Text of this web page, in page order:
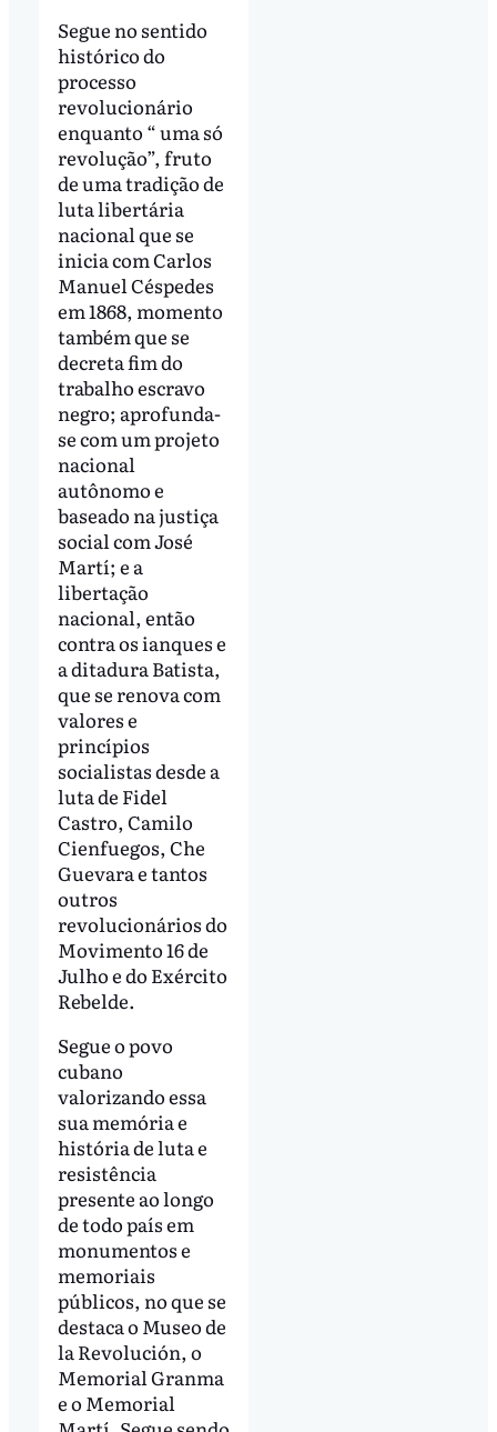
Segue no sentido
histórico do
processo
revolucionário
enquanto “ uma só
revolução”, fruto
de uma tradição de
luta libertária
nacional que se
inicia com Carlos
Manuel Céspedes
em 1868, momento
também que se
decreta fim do
trabalho escravo
negro; aprofunda-
se com um projeto
nacional
autônomo e
baseado na justiça
social com José
Martí; e a
libertação
nacional, então
contra os ianques e
a ditadura Batista,
que se renova com
valores e
princípios
socialistas desde a
luta de Fidel
Castro, Camilo
Cienfuegos, Che
Guevara e tantos
outros
revolucionários do
Movimento 16 de
Julho e do Exército
Rebelde.
Segue o povo
cubano
valorizando essa
sua memória e
história de luta e
resistência
presente ao longo
de todo país em
monumentos e
memoriais
públicos, no que se
destaca o Museo de
la Revolución, o
Memorial Granma
e o Memorial